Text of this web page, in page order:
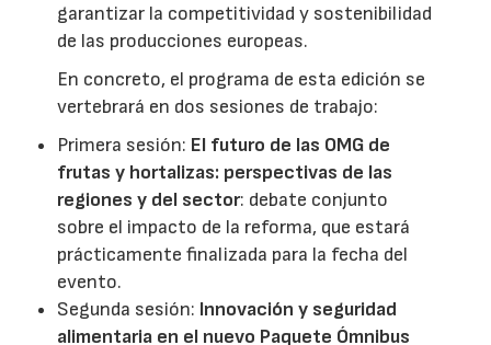
garantizar la competitividad y sostenibilidad
de las producciones europeas.
En concreto, el programa de esta edición se
vertebrará en dos sesiones de trabajo:
Primera sesión: El futuro de las OMG de
frutas y hortalizas: perspectivas de las
regiones y del sector: debate conjunto
sobre el impacto de la reforma, que estará
prácticamente finalizada para la fecha del
evento.
Segunda sesión: Innovación y seguridad
alimentaria en el nuevo Paquete Ómnibus